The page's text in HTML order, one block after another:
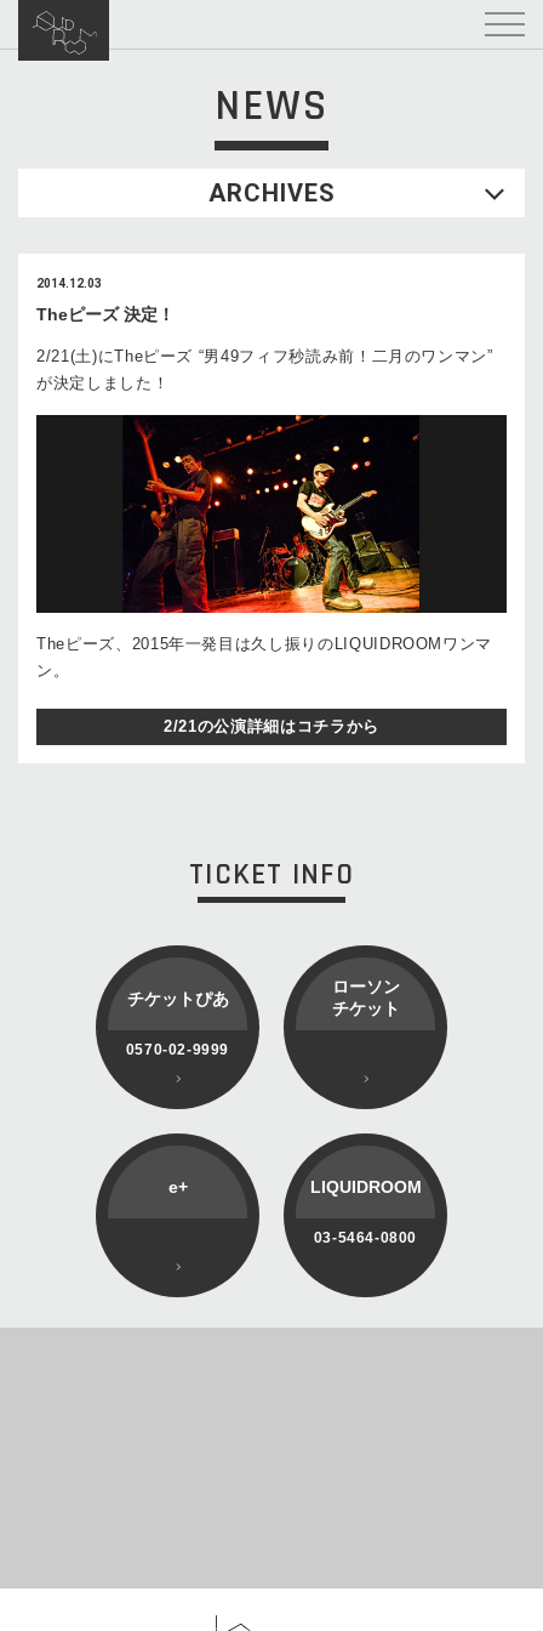
NEWS
ARCHIVES
2014.12.03
Theピーズ 決定！
2/21(土)にTheピーズ “男49フィフ秒読み前！二月のワンマン”
が決定しました！
Theピーズ、2015年一発目は久し振りのLIQUIDROOMワンマ
ン。
2/21の公演詳細はコチラから
TICKET INFO
チケットぴあ
0570-02-9999
ローソン
チケット
e+ LIQUIDROOM
03-5464-0800